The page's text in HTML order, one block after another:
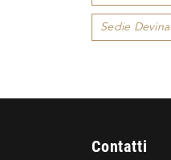
Sedie
Contatti